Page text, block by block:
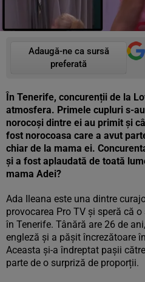
Adaugă-ne ca sursă
preferată
În Tenerife, concurenții de la
atmosfera. Primele cupluri s-
norocoși dintre ei au primit și
fost norocoasa care a avut
chiar de la mama ei.
și a fost aplaudată de toată
mama Adei?
Ada Ileana este una dintre
provocarea Pro TV și speră că
în Tenerife. Tânără are 26 de
engleză și a pășit încrezătoare
Aceasta și-a îndreptat pașii
parte de o surpriză de proporții.